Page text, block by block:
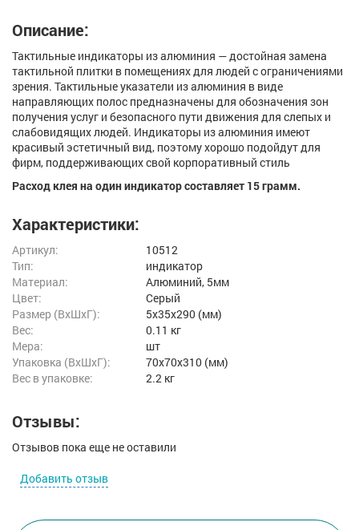
Описание:
Тактильные индикаторы из алюминия — достойная замена
тактильной плитки в помещениях для людей с ограничениями
зрения. Тактильные указатели из алюминия в виде
направляющих полос предназначены для обозначения зон
получения услуг и безопасного пути движения для слепых и
слабовидящих людей. Индикаторы из алюминия имеют
красивый эстетичный вид, поэтому хорошо подойдут для
фирм, поддерживающих свой корпоративный стиль
Расход клея на один индикатор составляет 15 грамм.
Характеристики:
Артикул:
10512
Тип:
индикатор
Материал:
Алюминий, 5мм
Цвет:
Серый
Размер (ВxШxГ):
5x35x290 (мм)
Вес:
0.11 кг
Мера:
шт
Упаковка (ВхШхГ):
70x70x310 (мм)
Вес в упаковке:
2.2 кг
Отзывы:
Отзывов пока еще не оставили
Добавить отзыв